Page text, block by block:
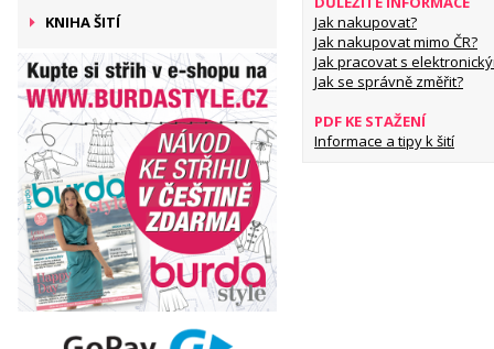
KNIHA ŠITÍ
Jak nakupovat?
Jak nakupovat mimo ČR?
Jak pracovat s
Jak se správně změřit?
PDF KE STAŽENÍ
Informace a tipy k šití